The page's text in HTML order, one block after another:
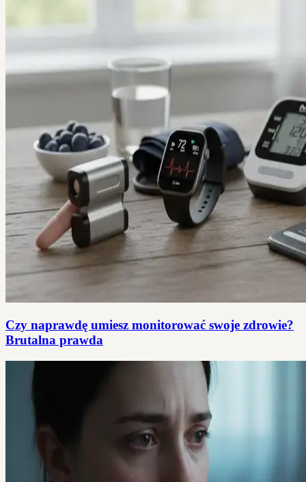
Czy naprawdę umiesz monitorować swoje zdrowie?
Brutalna prawda